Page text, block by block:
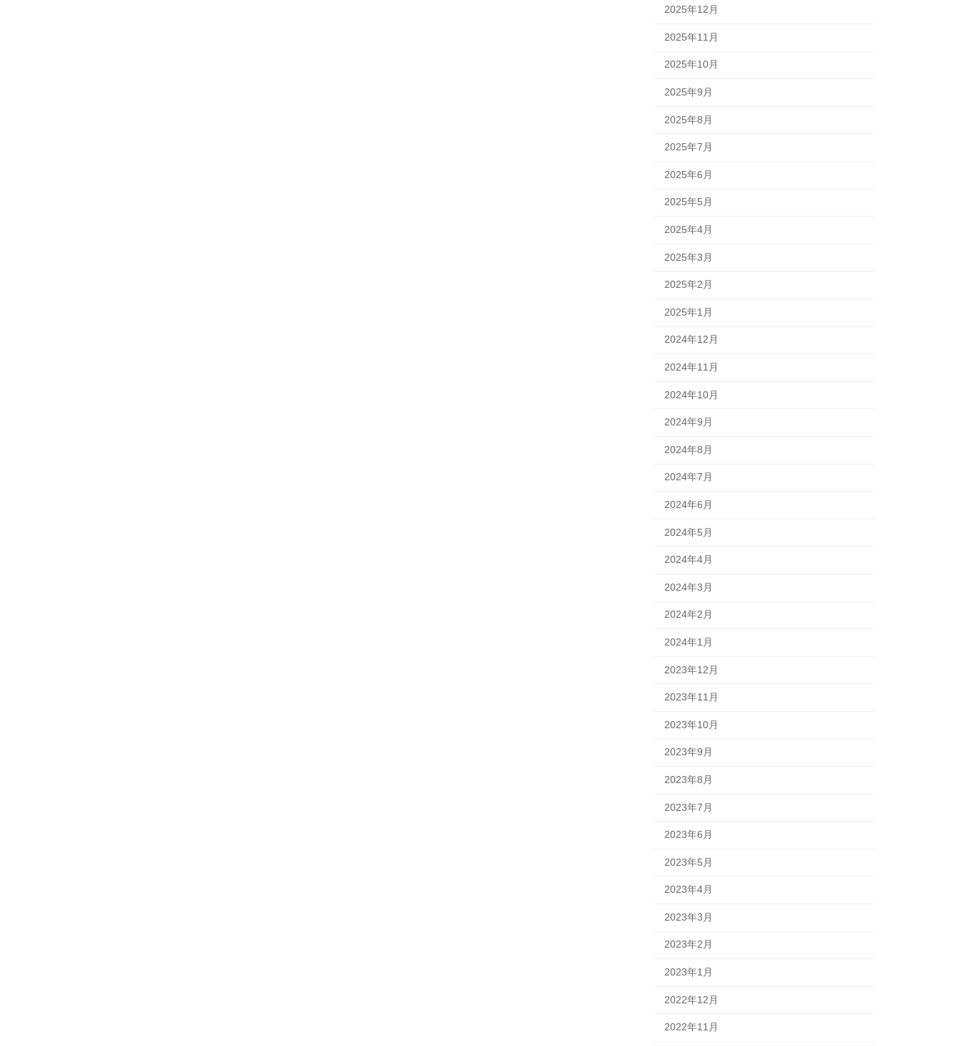
2025年12月
2025年11月
2025年10月
2025年9月
2025年8月
2025年7月
2025年6月
2025年5月
2025年4月
2025年3月
2025年2月
2025年1月
2024年12月
2024年11月
2024年10月
2024年9月
2024年8月
2024年7月
2024年6月
2024年5月
2024年4月
2024年3月
2024年2月
2024年1月
2023年12月
2023年11月
2023年10月
2023年9月
2023年8月
2023年7月
2023年6月
2023年5月
2023年4月
2023年3月
2023年2月
2023年1月
2022年12月
2022年11月